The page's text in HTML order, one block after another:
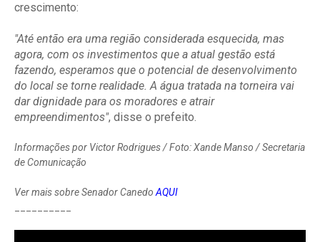
crescimento:
"Até então era uma região considerada esquecida, mas
agora, com os investimentos que a atual gestão está
fazendo, esperamos que o potencial de desenvolvimento
do local se torne realidade. A água tratada na torneira vai
dar dignidade para os moradores e atrair
empreendimentos", disse o prefeito.
Informações por Victor Rodrigues / Foto: Xande Manso / Secretaria
de Comunicação
Ver mais sobre Senador CanedoAQUI